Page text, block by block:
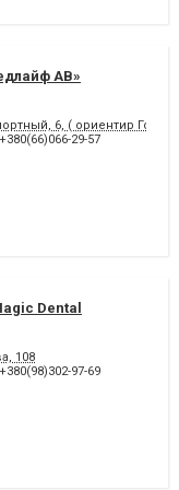
емалі
АВ»
6, ( ориентир
+380(66)066-29-57
Dental
108
+380(98)302-97-69